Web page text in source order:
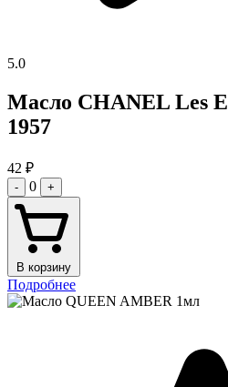
5.0
Масло CHANEL Les
1957
42 ₽
- 0 +
В корзину
Подробнее